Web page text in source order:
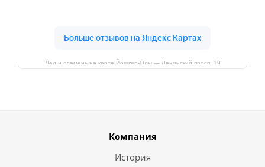
Лед и пламень на карте Йошкар‑Олы — Ленинский просп.,19
Компания
История